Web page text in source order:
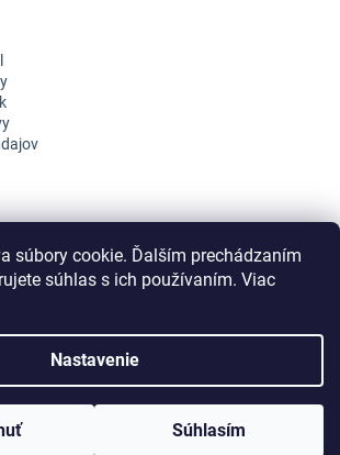
súbory cookie. Ďalším prechádzaním
súhlas s ich používaním. Viac
Nastavenie
Súhlasím
vzhladom na čerpanie dovoleniek v
sa môže stať, že Vaše
doručiť do 48H.
sa a ďakujeme za Vašu trpezlivosť.
. Všetky práva vyhradené.
| Úprava | Custom =Netmedia s.r.o.